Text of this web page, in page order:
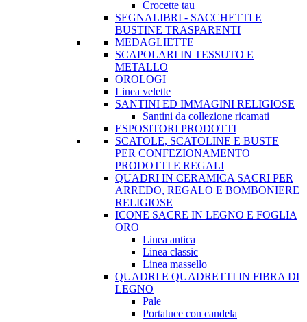
Crocette tau
SEGNALIBRI - SACCHETTI E
BUSTINE TRASPARENTI
MEDAGLIETTE
SCAPOLARI IN TESSUTO E
METALLO
OROLOGI
Linea velette
SANTINI ED IMMAGINI RELIGIOSE
Santini da collezione ricamati
ESPOSITORI PRODOTTI
SCATOLE, SCATOLINE E BUSTE
PER CONFEZIONAMENTO
PRODOTTI E REGALI
QUADRI IN CERAMICA SACRI PER
ARREDO, REGALO E BOMBONIERE
RELIGIOSE
ICONE SACRE IN LEGNO E FOGLIA
ORO
Linea antica
Linea classic
Linea massello
QUADRI E QUADRETTI IN FIBRA DI
LEGNO
Pale
Portaluce con candela